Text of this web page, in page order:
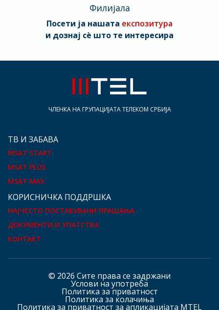
Филијала
Посети ја нашата експозитура
и дознај сè што те интересира
ЧЛЕНКА НА ГРУПАЦИЈАТА ТЕЛЕКОМ СРБИЈА
ТВ И ЗАБАВА
MSAT START
MSAT PLUS
MSAT MAX
КOРИСНИЧКА ПОДДРШКА
НАЈЧЕСТО ПОСТАВУВАНИ ПРАШАЊА
ДОКУМЕНТИ И УПАТСТВА
КОНТАКТ
© 2026 Сите права се задржани
Услови на употреба
Политика за приватност
Политика за колачиња
Политика за приватност за апликацијата MTEL